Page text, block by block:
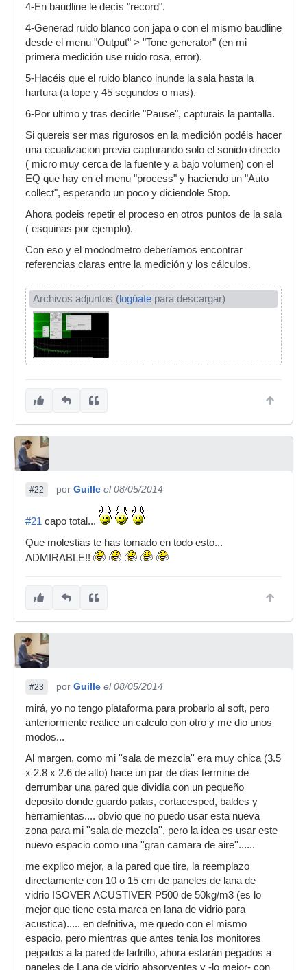
4-En baudline le decís "record".
4-Generad ruido blanco con japa o con el mismo baudline
desde el menu "Output" > "Tone generator" (en mi
primera medición use ruido rosa, error).
5-Hacéis que el ruido blanco inunde la sala hasta la
hartura (a tope y 45 segundos o mas).
6-Por ultimo y tras decirle "Pause", capturais la pantalla.
Si quereis ser mas rigurosos en la medición podéis hacer
una ecualizacion previa capturando solo el sonido directo
( micro muy cerca de la fuente y a bajo volumen) con el
EQ que hay en el menu "process" y haciendo un "Auto
collect", esperando un poco y diciendole Stop.
Ahora podeis repetir el proceso en otros puntos de la sala
( esquinas por ejemplo).
Con eso y el mododmetro deberíamos encontrar
referencias claras entre la medición y los cálculos.
Archivos adjuntos (logúate para descargar)
#22 por Guille el 08/05/2014
#21 capo total...
Que molestias te has tomado en todo esto...
ADMIRABLE!!
#23 por Guille el 08/05/2014
mirá, yo no tengo plataforma para probarlo al soft, pero
anteriormente realice un calculo con otro y me dio unos
modos...
Al margen, como mi ''sala de mezcla'' era muy chica (3.5
x 2.8 x 2.6 de alto) hace un par de días termine de
derrumbar una pared que dividía con un pequeño
deposito donde guardo palas, cortacesped, baldes y
herramientas.... obvio que no puedo usar esta nueva
zona para mi ''sala de mezcla'', pero la idea es usar este
nuevo espacio como una ''gran camara de aire''......
me explico mejor, a la pared que tire, la reemplazo
directamente con 10 o 15 cm de paneles de lana de
vidrio ISOVER ACUSTIVER P500 de 50kg/m3 (es lo
mejor que tiene esta marca en lana de vidrio para
acustica)..... en defnitiva, me quedo con el mismo
espacio, pero mientras que antes tenia los monitores
pegados a la pared de ladrillo, ahora estarán pegados a
paneles de Lana de vidrio absorventes y -lo mejor- con